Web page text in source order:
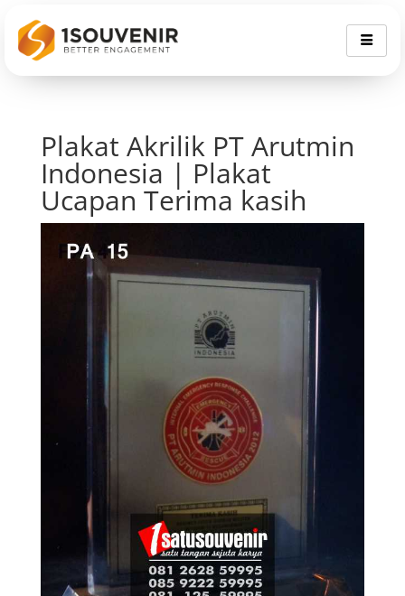
Plakat Akrilik PT Arutmin
Indonesia | Plakat
Ucapan Terima kasih